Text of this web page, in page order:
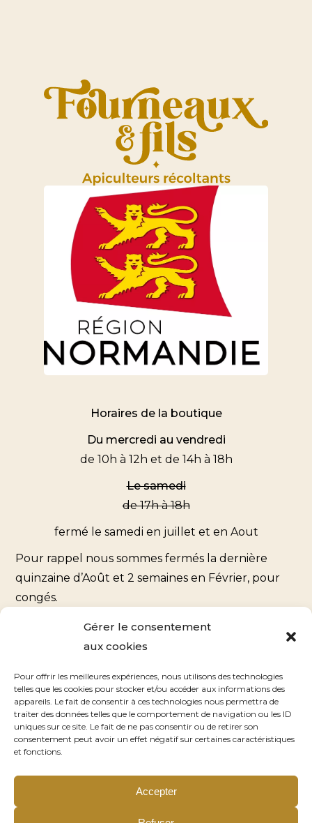
Gérer le consentement
aux cookies
Pour offrir les meilleures expériences, nous utilisons des technologies
telles que les cookies pour stocker et/ou accéder aux informations des
appareils. Le fait de consentir à ces technologies nous permettra de
traiter des données telles que le comportement de navigation ou les ID
uniques sur ce site. Le fait de ne pas consentir ou de retirer son
consentement peut avoir un effet négatif sur certaines caractéristiques
et fonctions.
Accepter
Horaires de la boutique
Du mercredi au vendredi
de 10h à 12h et de 14h à 18h
Le samedi
de 17h à 18h
fermé le samedi en juillet et en Aout
Pour rappel nous sommes fermés la dernière
quinzaine d’Août et 2 semaines en Février, pour
congés.
Coordonnées
900 rue de la Côte Bailly
76510 Saint-Nicolas d’Aliermont
Contact
Nous écrire